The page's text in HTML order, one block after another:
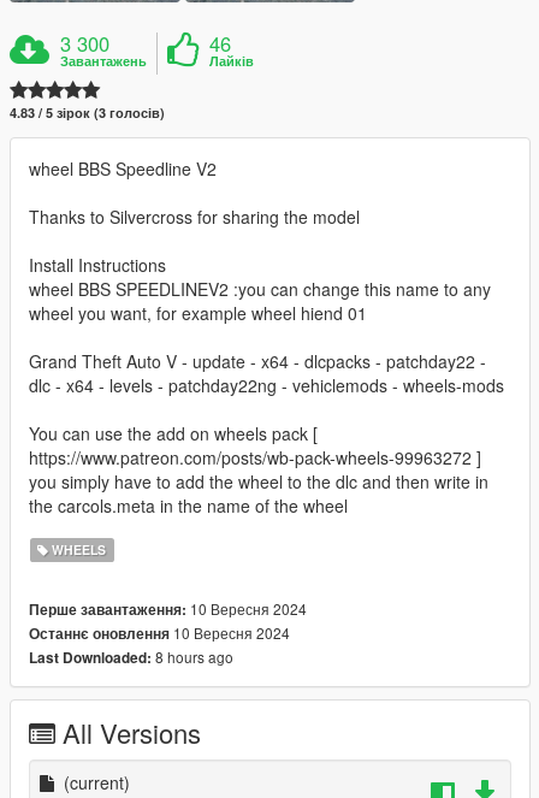
3 300
Завантажень
46
Лайків
4.83 / 5 зірок (3 голосів)
wheel BBS Speedline V2
Thanks to Silvercross for sharing the model
Install Instructions
wheel BBS SPEEDLINEV2 :you can change this name to any
wheel you want, for example wheel hiend 01
Grand Theft Auto V - update - x64 - dlcpacks - patchday22 -
dlc - x64 - levels - patchday22ng - vehiclemods - wheels-mods
You can use the add on wheels pack [
https://www.patreon.com/posts/wb-pack-wheels-99963272 ]
you simply have to add the wheel to the dlc and then write in
the carcols.meta in the name of the wheel
WHEELS
Перше завантаження: 10 Вересня 2024
Останнє оновлення 10 Вересня 2024
Last Downloaded: 8 hours ago
All Versions
(current)